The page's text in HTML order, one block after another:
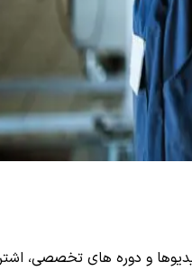
و دوره های تخصصی،